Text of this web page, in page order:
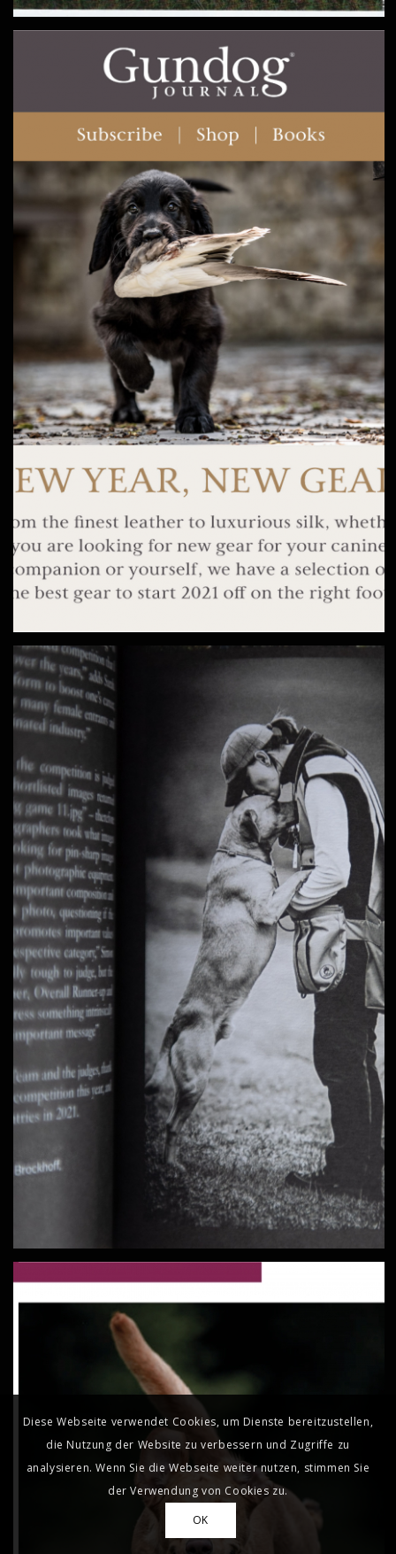
Diese Webseite verwendet Cookies, um Dienste bereitzustellen,
die Nutzung der Website zu verbessern und Zugriffe zu
analysieren. Wenn Sie die Webseite weiter nutzen, stimmen Sie
der Verwendung von Cookies zu.
OK